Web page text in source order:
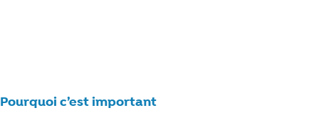
Pourquoi c’est important